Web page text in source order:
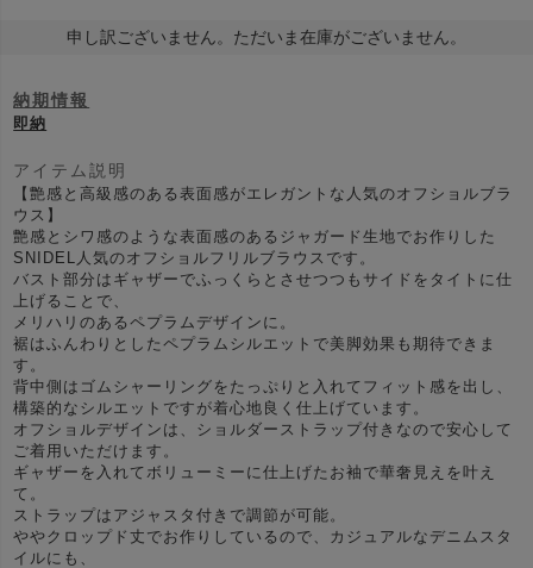
申し訳ございません。ただいま在庫がございません。
納期情報
即納
アイテム説明
【艶感と高級感のある表面感がエレガントな人気のオフショルブラ
ウス】
艶感とシワ感のような表面感のあるジャガード生地でお作りした
SNIDEL人気のオフショルフリルブラウスです。
バスト部分はギャザーでふっくらとさせつつもサイドをタイトに仕
上げることで、
メリハリのあるペプラムデザインに。
裾はふんわりとしたペプラムシルエットで美脚効果も期待できま
す。
背中側はゴムシャーリングをたっぷりと入れてフィット感を出し、
構築的なシルエットですが着心地良く仕上げています。
オフショルデザインは、ショルダーストラップ付きなので安心して
ご着用いただけます。
ギャザーを入れてボリューミーに仕上げたお袖で華奢見えを叶え
て。
ストラップはアジャスタ付きで調節が可能。
ややクロップド丈でお作りしているので、カジュアルなデニムスタ
イルにも、